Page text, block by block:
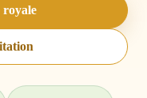
royale